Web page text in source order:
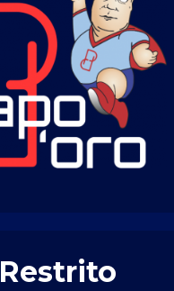
Restrito